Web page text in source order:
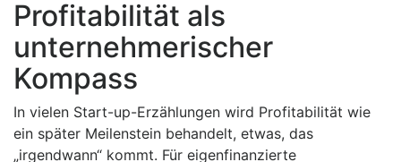
Profitabilität als
unternehmerischer
Kompass
In vielen Start-up-Erzählungen wird Profitabilität wie
ein später Meilenstein behandelt, etwas, das
„irgendwann“ kommt. Für eigenfinanzierte